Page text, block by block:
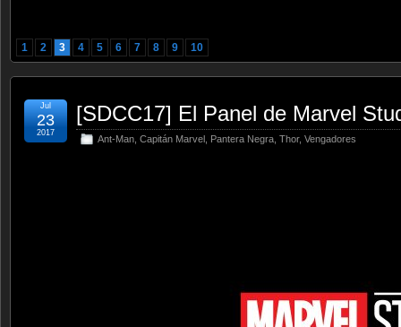
1 2 3 4 5 6 7 8 9 10
[SDCC17] El Panel de Marvel
Ant-Man Capitán Marvel Pantera Negra Thor, Vengadores
Jul
23
2017